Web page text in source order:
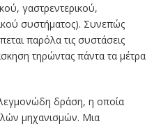
γαστρεντερικού,
συστήματος). Συνεπώς
παρόλα τις συστάσεις
τηρώντας πάντα τα μέτρα
δράση, η οποία
μηχανισμών. Μια